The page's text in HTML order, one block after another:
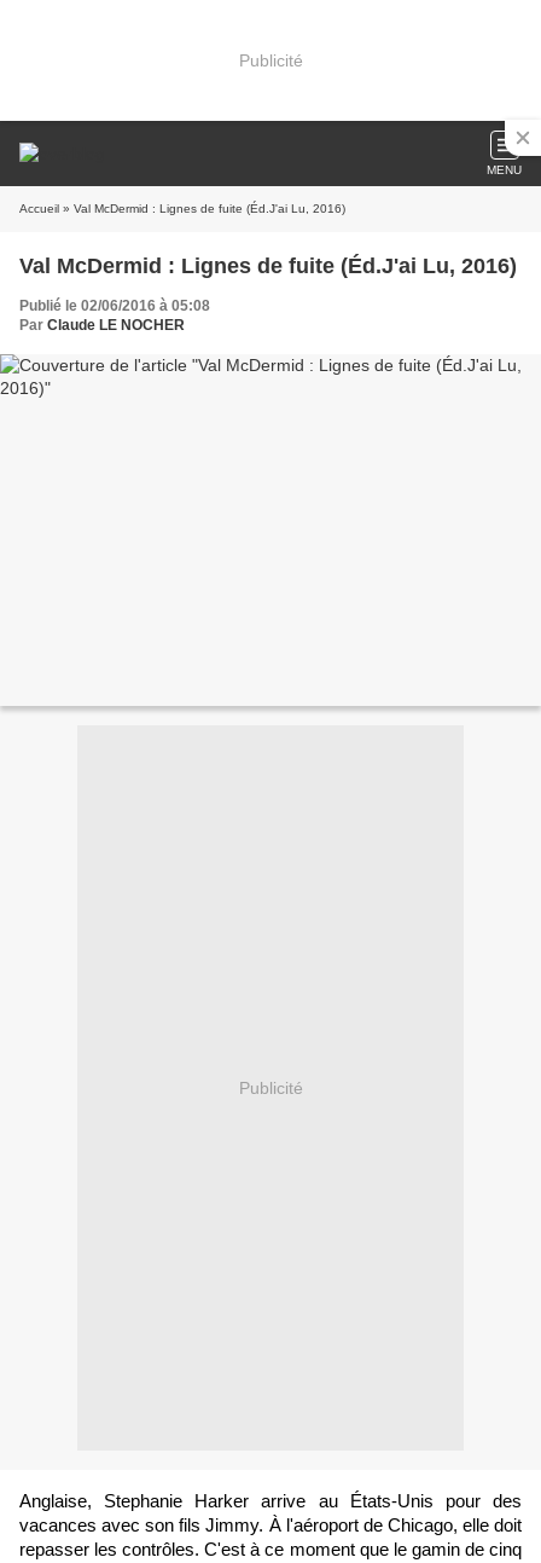
Publicité
MENU
Accueil » Val McDermid : Lignes de fuite (Éd.J'ai Lu, 2016)
Val McDermid : Lignes de fuite (Éd.J'ai Lu, 2016)
Publié le 02/06/2016 à 05:08
Par Claude LE NOCHER
Publicité
Anglaise, Stephanie Harker arrive au États-Unis pour des
vacances avec son fils Jimmy. À l'aéroport de Chicago, elle doit
repasser les contrôles. C'est à ce moment que le gamin de cinq